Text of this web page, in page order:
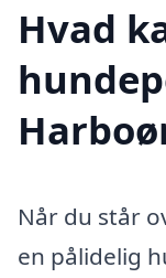
Hvad
Når du står
en pålidelig